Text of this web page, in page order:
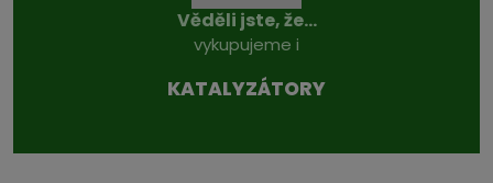
Věděli jste, že...
vykupujeme i
KATALYZÁTO­RY